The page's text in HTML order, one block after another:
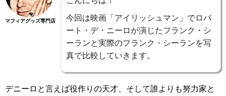
マフィアグッズ専門店
今回は映画「アイリッシュマン」でロバ
ート・デ・ニーロが演じたフランク・シ
ーランと実際のフランク・シーランを写
真で比較していきます。
デニーロと言えば役作りの天才、そして誰よりも努力家と